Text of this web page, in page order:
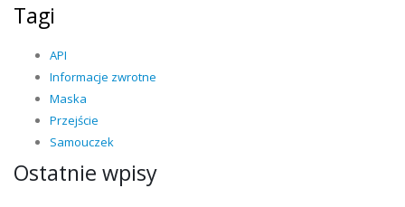
Tagi
API
Informacje zwrotne
Maska
Przejście
Samouczek
Ostatnie wpisy